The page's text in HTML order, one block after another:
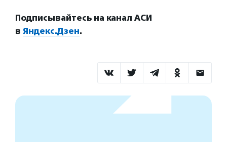
Подписывайтесь на канал АСИ
в Яндекс.Дзен.